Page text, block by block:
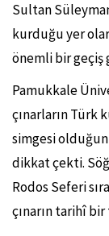
Sultan
kurduğu yer
önemli bir geçiş
Pamukkale
çınarların
simgesi
dikkat çekti.
Rodos Seferi
çınarın tarihî bir